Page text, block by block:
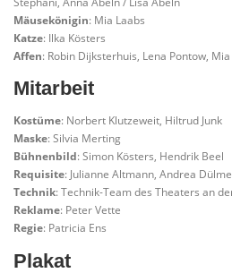
Mäusekönigin: Mia Laabs
Katze: Ilka Kösters
Affen: Robin Dijksterhuis, Lena Pontow,
Mitarbeit
Kostüme: Norbert Klutzeweit, Hiltrud Junk
Maske: Silvia Merting
Bühnenbild: Simon Kösters, Hendrik Beel
Requisite: Julianne Altmann, Andrea
Technik: Technik-Team des Theaters an
Reklame: Peter Vette
Regie: Patricia Ens
Plakat